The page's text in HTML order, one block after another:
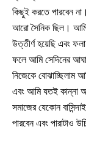
কিছুই করতে পারবেন
আরো সৈনিক ছিল।
উত্তীর্ণ হয়েছি এবং
ফলে আমি সেদিনের
নিজেকে বোঝাচ্ছিলাম
এবং আমি যতই কান্না
সমাজের যেকোন
পারবেন এবং পারাটাও